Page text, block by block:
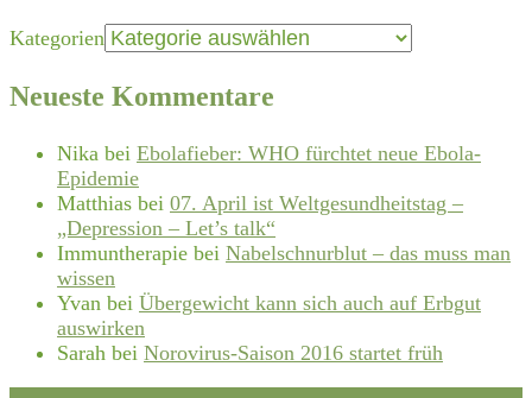
Kategorien
Neueste Kommentare
Nika bei Ebolafieber: WHO fürchtet neue Ebola-
Epidemie
Matthias bei 07. April ist Weltgesundheitstag –
„Depression – Let’s talk“
Immuntherapie bei Nabelschnurblut – das muss man
wissen
Yvan bei Übergewicht kann sich auch auf Erbgut
auswirken
Sarah bei Norovirus-Saison 2016 startet früh